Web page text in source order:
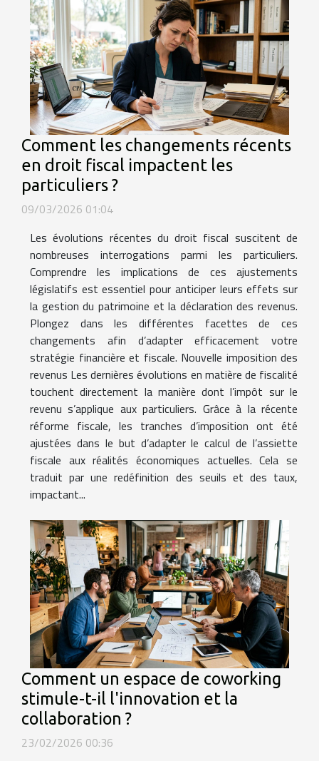
Comment les changements récents
en droit fiscal impactent les
particuliers ?
09/03/2026 01:04
Les évolutions récentes du droit fiscal suscitent de
nombreuses interrogations parmi les particuliers.
Comprendre les implications de ces ajustements
législatifs est essentiel pour anticiper leurs effets sur
la gestion du patrimoine et la déclaration des revenus.
Plongez dans les différentes facettes de ces
changements afin d’adapter efficacement votre
stratégie financière et fiscale. Nouvelle imposition des
revenus Les dernières évolutions en matière de fiscalité
touchent directement la manière dont l’impôt sur le
revenu s’applique aux particuliers. Grâce à la récente
réforme fiscale, les tranches d’imposition ont été
ajustées dans le but d’adapter le calcul de l’assiette
fiscale aux réalités économiques actuelles. Cela se
traduit par une redéfinition des seuils et des taux,
impactant...
Comment un espace de coworking
stimule-t-il l'innovation et la
collaboration ?
23/02/2026 00:36